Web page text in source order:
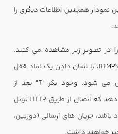
نمودار همچنین اطلاعات دیگری را
در تصویر زیر مشاهده می کنید.
اتصال با استفاده از RTMP یا RTMPS، با نشان دادن یک نماد قفل
روی یک نمودار سبز مشخص می شود. وجود یکر "T" بعد از
توضیحات Latency، نشان می دهد که اتصال از طریق HTTP تونل
باشد، جریان های ارسالی (دوربین،